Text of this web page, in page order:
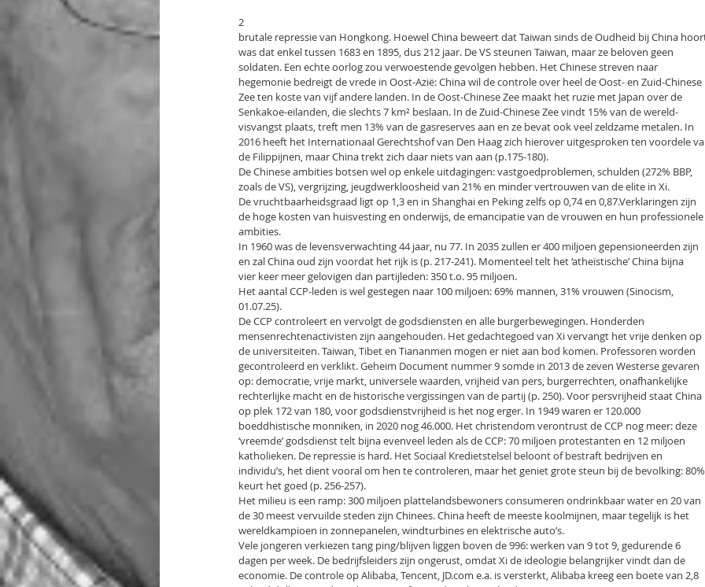
2
brutale repressie van Hongkong. Hoewel China beweert dat Taiwan sinds de Oudheid bij China
was dat enkel tussen 1683 en 1895, dus 212 jaar. De VS steunen Taiwan, maar ze beloven geen
soldaten. Een echte oorlog zou verwoestende gevolgen hebben. Het Chinese streven naar
hegemonie bedreigt de vrede in Oost-Azië: China wil de controle over heel de Oost- en Zuid-Chinese
Zee ten koste van vijf andere landen. In de Oost-Chinese Zee maakt het ruzie met Japan over de
Senkakoe-eilanden, die slechts 7 km² beslaan. In de Zuid-Chinese Zee vindt 15% van de wereld-
visvangst plaats, treft men 13% van de gasreserves aan en ze bevat ook veel zeldzame metalen. In
2016 heeft het Internationaal Gerechtshof van Den Haag zich hierover uitgesproken ten voordele
de Filippijnen, maar China trekt zich daar niets van aan (p.175-180).
De Chinese ambities botsen wel op enkele uitdagingen: vastgoedproblemen, schulden (272% BBP,
zoals de VS), vergrijzing, jeugdwerkloosheid van 21% en minder vertrouwen van de elite in Xi.
De vruchtbaarheidsgraad ligt op 1,3 en in Shanghai en Peking zelfs op 0,74 en 0,87.Verklaringen zijn
de hoge kosten van huisvesting en onderwijs, de emancipatie van de vrouwen en hun professionele
ambities.
In 1960 was de levensverwachting 44 jaar, nu 77. In 2035 zullen er 400 miljoen gepensioneerden zijn
en zal China oud zijn voordat het rijk is (p. 217-241). Momenteel telt het ‘atheïstische’ China bijna
vier keer meer gelovigen dan partijleden: 350 t.o. 95 miljoen.
Het aantal CCP-leden is wel gestegen naar 100 miljoen: 69% mannen, 31% vrouwen (Sinocism,
01.07.25).
De CCP controleert en vervolgt de godsdiensten en alle burgerbewegingen. Honderden
mensenrechtenactivisten zijn aangehouden. Het gedachtegoed van Xi vervangt het vrije denken op
de universiteiten. Taiwan, Tibet en Tiananmen mogen er niet aan bod komen. Professoren worden
gecontroleerd en verklikt. Geheim Document nummer 9 somde in 2013 de zeven Westerse gevaren
op: democratie, vrije markt, universele waarden, vrijheid van pers, burgerrechten, onafhankelijke
rechterlijke macht en de historische vergissingen van de partij (p. 250). Voor persvrijheid staat China
op plek 172 van 180, voor godsdienstvrijheid is het nog erger. In 1949 waren er 120.000
boeddhistische monniken, in 2020 nog 46.000. Het christendom verontrust de CCP nog meer: deze
‘vreemde’ godsdienst telt bijna evenveel leden als de CCP: 70 miljoen protestanten en 12 miljoen
katholieken. De repressie is hard. Het Sociaal Kredietstelsel beloont of bestraft bedrijven en
individu’s, het dient vooral om hen te controleren, maar het geniet grote steun bij de bevolking: 80%
keurt het goed (p. 256-257).
Het milieu is een ramp: 300 miljoen plattelandsbewoners consumeren ondrinkbaar water en 20 van
de 30 meest vervuilde steden zijn Chinees. China heeft de meeste koolmijnen, maar tegelijk is het
wereldkampioen in zonnepanelen, windturbines en elektrische auto’s.
Vele jongeren verkiezen tang ping/blijven liggen boven de 996: werken van 9 tot 9, gedurende 6
dagen per week. De bedrijfsleiders zijn ongerust, omdat Xi de ideologie belangrijker vindt dan de
economie. De controle op Alibaba, Tencent, JD.com e.a. is versterkt, Alibaba kreeg een boete van 2,8